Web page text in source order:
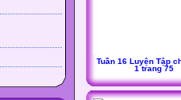
Tuần 16 Luyện Tập
1 trang 75